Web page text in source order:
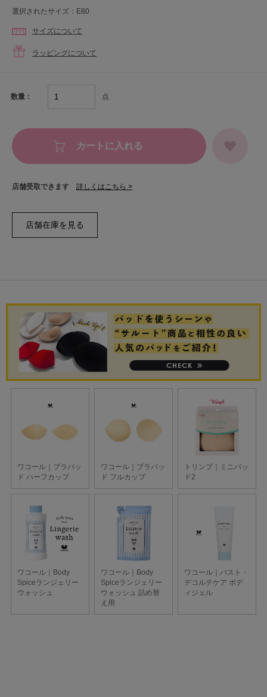
選択されたサイズ：E80
サイズについて
ラッピングについて
数量： 点
カートに入れる
店舗受取できます 詳しくはこちら >